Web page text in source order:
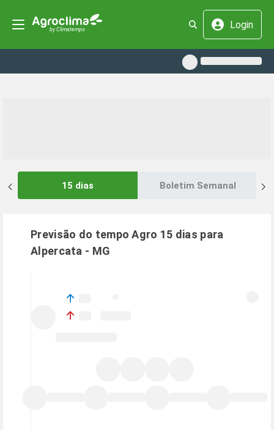
Login
15 dias Boletim Semanal
Previsão do tempo Agro 15 dias para
Alpercata - MG